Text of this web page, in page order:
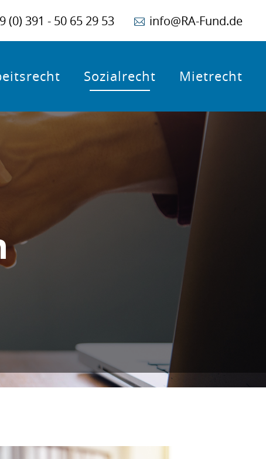
(0) 391 - 50 65 29 53 info@RA-Fund.de
Sozialrecht Mietrecht